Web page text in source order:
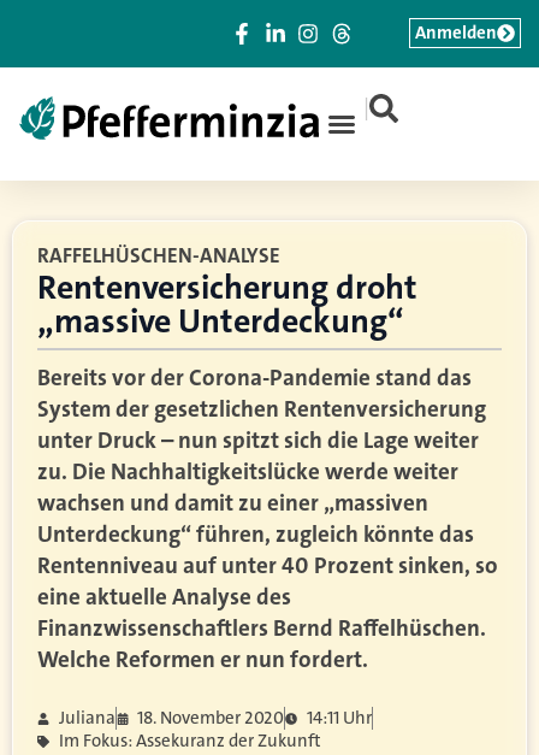
|
Anmelden
RAFFELHÜSCHEN-ANALYSE
Rentenversicherung droht
„massive Unterdeckung“
Bereits vor der Corona-Pandemie stand das
System der gesetzlichen Rentenversicherung
unter Druck – nun spitzt sich die Lage weiter
zu. Die Nachhaltigkeitslücke werde weiter
wachsen und damit zu einer „massiven
Unterdeckung“ führen, zugleich könnte das
Rentenniveau auf unter 40 Prozent sinken, so
eine aktuelle Analyse des
Finanzwissenschaftlers Bernd Raffelhüschen.
Welche Reformen er nun fordert.
Juliana 18. November 2020
14:11 Uhr
Im Fokus: Assekuranz der Zukunft